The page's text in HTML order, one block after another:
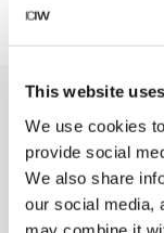
This website
We use cookies
provide social
We also share
our social media,